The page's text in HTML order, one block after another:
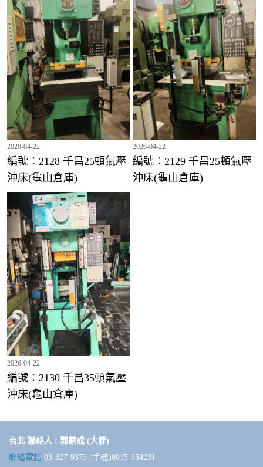
編號：1968 -SNC-60頓氣壓沖床(台中倉庫)
編號：1977 金暐25頓氣壓沖床(龜山倉庫)
編號：2041 興泰80頓氣壓沖床(龜山倉庫)
2026-04-22
編號：2128 千昌25頓氣壓
沖床(龜山倉庫)
2026-04-22
編號：2129 千昌25頓氣壓
沖床(龜山倉庫)
2026-04-22
編號：2130 千昌35頓氣壓
沖床(龜山倉庫)
台北 聯絡人 : 郭原成 (大胖)
聯絡電話:03-327-9373 (手機)0915-354231